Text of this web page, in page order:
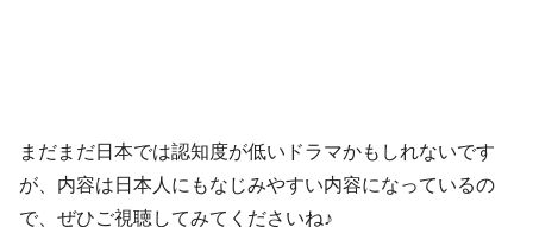
まだまだ日本では認知度が低いドラマかもしれないです
が、内容は日本人にもなじみやすい内容になっているの
で、ぜひご視聴してみてくださいね♪